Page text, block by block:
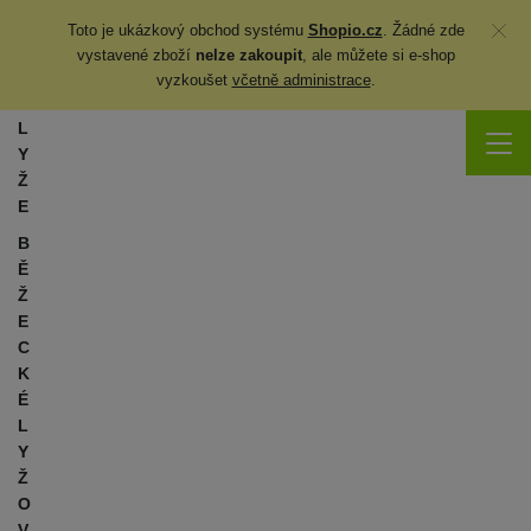
Toto je ukázkový obchod systému Shopio.cz. Žádné zde
vystavené zboží nelze zakoupit, ale můžete si e-shop
vyzkoušet včetně administrace.
L
Y
Ž
E
B
Ě
Ž
E
C
K
É
L
Y
Ž
O